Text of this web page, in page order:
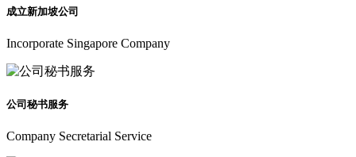
成立新加坡公司
Incorporate Singapore Company
公司秘书服务
Company Secretarial Service